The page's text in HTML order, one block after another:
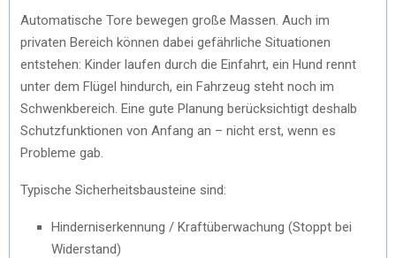
Automatische Tore bewegen große Massen. Auch im
privaten Bereich können dabei gefährliche Situationen
entstehen: Kinder laufen durch die Einfahrt, ein Hund rennt
unter dem Flügel hindurch, ein Fahrzeug steht noch im
Schwenkbereich. Eine gute Planung berücksichtigt deshalb
Schutzfunktionen von Anfang an – nicht erst, wenn es
Probleme gab.
Typische Sicherheitsbausteine sind:
Hinderniserkennung / Kraftüberwachung (Stoppt bei
Widerstand)